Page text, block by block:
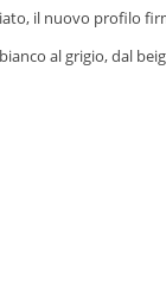
il nuovo profilo
al grigio, dal